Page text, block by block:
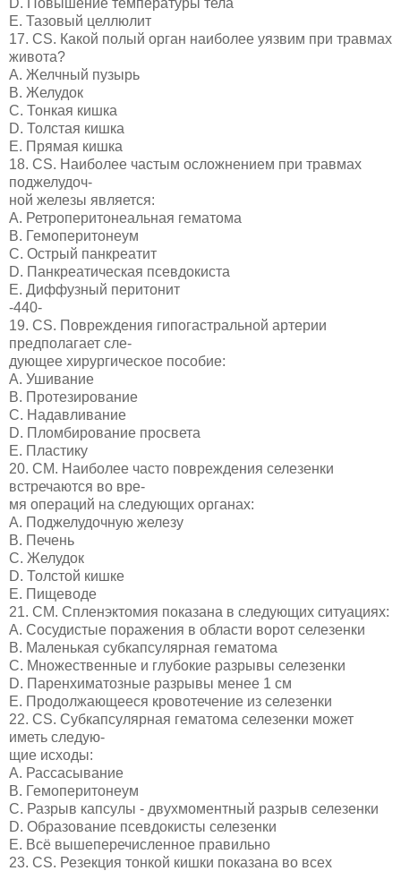
E. Тазовый целлюлит
17. CS. Какой полый орган наиболее уязвим при травмах
живота?
A. Желчный пузырь
B. Желудок
C. Тонкая кишка
D. Толстая кишка
E. Прямая кишка
18. CS. Наиболее частым осложнением при травмах
поджелудоч-
ной железы является:
A. Ретроперитонеальная гематома
B. Гемоперитонеум
C. Острый панкреатит
D. Панкреатическая псевдокиста
E. Диффузный перитонит
-440-
19. CS. Повреждения гипогастральной артерии
предполагает сле-
дующее хирургическое пособие:
A. Ушивание
B. Протезирование
C. Надавливание
D. Пломбирование просвета
E. Пластику
20. СМ. Наиболее часто повреждения селезенки
встречаются во вре-
мя операций на следующих органах:
A. Поджелудочную железу
B. Печень
C. Желудок
D. Толстой кишке
E. Пищеводе
21. СМ. Спленэктомия показана в следующих ситуациях:
A. Сосудистые поражения в области ворот селезенки
B. Маленькая субкапсулярная гематома
C. Множественные и глубокие разрывы селезенки
D. Паренхиматозные разрывы менее 1 см
E. Продолжающееся кровотечение из селезенки
22. CS. Субкапсулярная гематома селезенки может
иметь следую-
щие исходы:
A. Рассасывание
B. Гемоперитонеум
C. Разрыв капсулы - двухмоментный разрыв селезенки
D. Образование псевдокисты селезенки
E. Всё вышеперечисленное правильно
23. CS. Резекция тонкой кишки показана во всех